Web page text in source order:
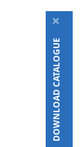
×
DOWNLOAD CATALOGUE